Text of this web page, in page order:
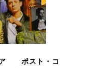
ア ポスト・コ